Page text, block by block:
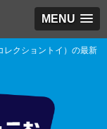
MENU
レクショントイ）の最新